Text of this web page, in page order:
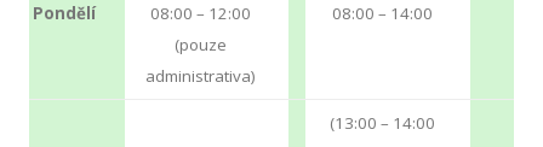
Pondělí
08:00 – 12:00
(pouze
administrativa)
08:00 – 14:00
(13:00 – 14:00